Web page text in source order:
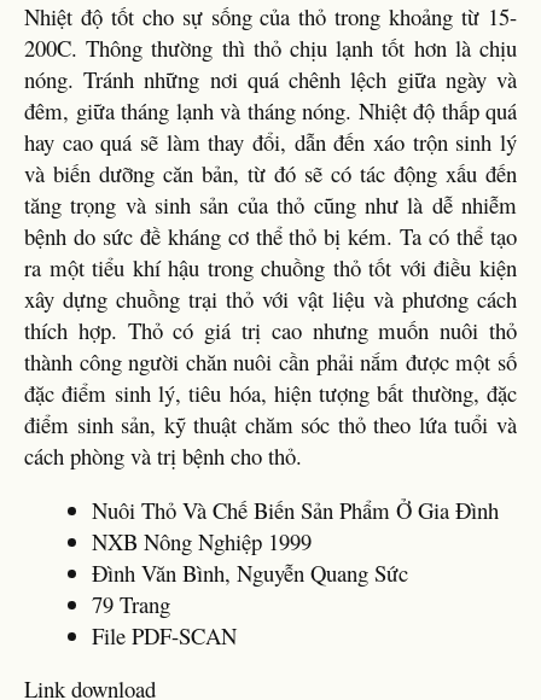
Nhiệt độ tốt cho sự sống của thỏ trong khoảng từ 15-
200C. Thông thường thì thỏ chịu lạnh tốt hơn là chịu
nóng. Tránh những nơi quá chênh lệch giữa ngày và
đêm, giữa tháng lạnh và tháng nóng. Nhiệt độ thấp quá
hay cao quá sẽ làm thay đổi, dẫn đến xáo trộn sinh lý
và biến dưỡng căn bản, từ đó sẽ có tác động xấu đến
tăng trọng và sinh sản của thỏ cũng như là dễ nhiễm
bệnh do sức đề kháng cơ thể thỏ bị kém. Ta có thể tạo
ra một tiểu khí hậu trong chuồng thỏ tốt với điều kiện
xây dựng chuồng trại thỏ với vật liệu và phương cách
thích hợp. Thỏ có giá trị cao nhưng muốn nuôi thỏ
thành công người chăn nuôi cần phải nắm được một số
đặc điểm sinh lý, tiêu hóa, hiện tượng bất thường, đặc
điểm sinh sản, kỹ thuật chăm sóc thỏ theo lứa tuổi và
cách phòng và trị bệnh cho thỏ.
Nuôi Thỏ Và Chế Biến Sản Phẩm Ở Gia Đình
NXB Nông Nghiệp 1999
Đình Văn Bình, Nguyễn Quang Sức
79 Trang
File PDF-SCAN
Link download